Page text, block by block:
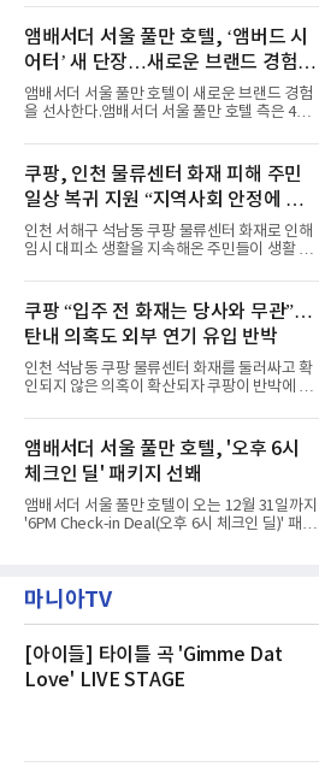
즈’를 선보인다.앰배서더 서울 풀만 호텔 측은
“요일마다 다른 즐거움과 한층 깊어진 미식의 여
유를 경험할 수 있도록 기획했다”고 밝혔다.먼저
월요일과 화요일에는 한 주의 문을 여는 여유로
운 식사를 테마로 다양한 혜택이 마련된다. 런치
이용 시 성인 5인 이상 사전 예약 고객에게 성인
1인 무료 혜택을 제공하며, 디너 이용 시에는 성
유료 회원 고객을 대상으로 5% 추가 할인 또는
바우처 1매 추가
앰배서더 서울 풀만 호텔, ‘앰버드 시
어터’ 새 단장…새로운 브랜드 경험 선
사
앰배서더 서울 풀만 호텔이 새로운 브랜드 경험
을 선사한다.앰배서더 서울 풀만 호텔 측은 4일
이야기를 담은 인형 극장 콘셉트의 공간 ‘앰버드
시어터(Ambird Theater)’를 새롭게 선보인
다”고 밝혔다.앰배서더 서울 풀만 호텔은 로비
한편에 마련된 앰버드 존을 통해 앰버드의 세계
관을 소개해왔다. 앰버드 존은 앰버드가 우주여
행 중 수집한 다양한 굿즈를 전시한 '앰버드 플래
닛(Ambird Planet)과 계절별 플라워 연출로 사
라 극장을 모티브로 한 데코레이션으로 구성됐
다. 무대 공간 및 티켓 박스
쿠팡, 인천 물류센터 화재 피해 주민
일상 복귀 지원 “지역사회 안정에 총
력”
인천 서해구 석남동 쿠팡 물류센터 화재로 인해
임시 대피소 생활을 지속해온 주민들이 생활 터
필먼트서비스(CFS)가 지난 28일부터 화재 피해
주민을 대상으로 전문 출장 청소서비스 지원에
나섬으로써 본격적인 지역사회 복구 작업이 시
작된 것이다.대피소 주민 중심 청소 접수, 첫날
부터 2가구 지원 완료CFS는 신현초등학교, 신
현북초등학교, 신현여자중학교 등 인천 서해구
관내 임시 대피소 3곳에서 체류해온 화재 피해
민들의 호응 속에 CFS는 즉시 행동에 나섰다. 지
난 28일 오후 전문 청소업체와
쿠팡 “입주 전 화재는 당사와 무관”…
탄내 의혹도 외부 연기 유입 반박
인천 석남동 쿠팡 물류센터 화재를 둘러싸고 확
인되지 않은 의혹이 확산되자 쿠팡이 반박에 나
에 대해서는 외부 화재 연기 유입이라고 설명했
고, 2023년 같은 물류센터에서 발생한 화재에
대해서도 쿠팡 입주 전 공사 과정에서 벌어진 일
이라며 선을 그었다.쿠팡은 21일 인천 물류센터
내부에서 불이 타는 냄새가 났다는 의혹과 관련
해 “사실무근”이라는 입장을 밝혔다.회사 측은
“인근에서 지난 15일 다른 회사에서 발생한 대
것으로 확인됐다”고 설명했다.이어 “정확한 화
재 원인은 추후 조사될
앰배서더 서울 풀만 호텔, '오후 6시
체크인 딜' 패키지 선봬
앰배서더 서울 풀만 호텔이 오는 12월 31일까지
'6PM Check-in Deal(오후 6시 체크인 딜)' 패키
텔 측은 “퇴근 후 또는 주말 도심 속에서 짧지만
온전한 휴식을 원하는 고객들에게 특별한 경험
제큐티브 두 가지 타입으로 구성된다. 디럭스 패
키지는 객실 1박(룸 온리)으로 심플한 호캉스를
즐길 수 있으며, 이그제큐티브 패키지는 객실 1
마니아TV
[아이들] 타이틀 곡 'Gimme Dat
Love' LIVE STAGE